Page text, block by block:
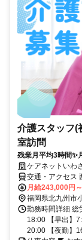
介護スタッフ(
室訪問
残業月平均3時間✨
ケアネットいわ
交通・アクセス
野駅」 徒歩15分
月給243,000円
福岡県北九州市
勤務時間詳細 総
18:00 【早出】
20:00 【夜勤】